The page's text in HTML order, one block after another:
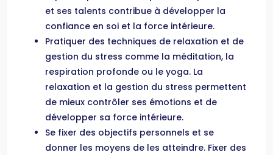
et ses talents contribue à développer la
confiance en soi et la force intérieure.
Pratiquer des techniques de relaxation et de
gestion du stress comme la méditation, la
respiration profonde ou le yoga. La
relaxation et la gestion du stress permettent
de mieux contrôler ses émotions et de
développer sa force intérieure.
Se fixer des objectifs personnels et se
donner les moyens de les atteindre. Fixer des